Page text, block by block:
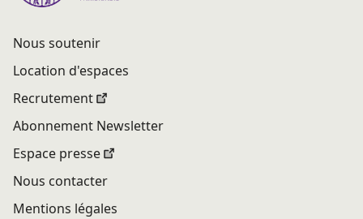
Nous soutenir
Location d'espaces
Recrutement
Abonnement Newsletter
Espace presse
Nous contacter
Mentions légales